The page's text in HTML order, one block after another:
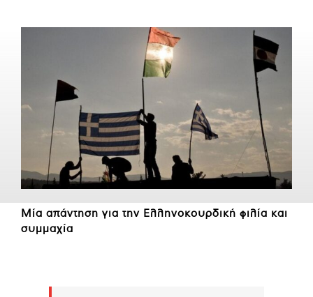
Μία απάντηση για την Ελληνοκουρδική φιλία και
συμμαχία